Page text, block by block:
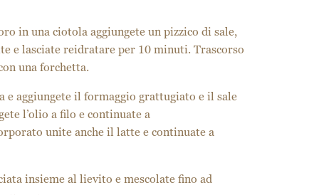
in una ciotola aggiungete un pizzico di sale,
e lasciate reidratare per 10 minuti. Trascorso
una forchetta.
e aggiungete il formaggio grattugiato e il sale
l’olio a filo e continuate a
unite anche il latte e continuate a
insieme al lievito e mescolate fino ad